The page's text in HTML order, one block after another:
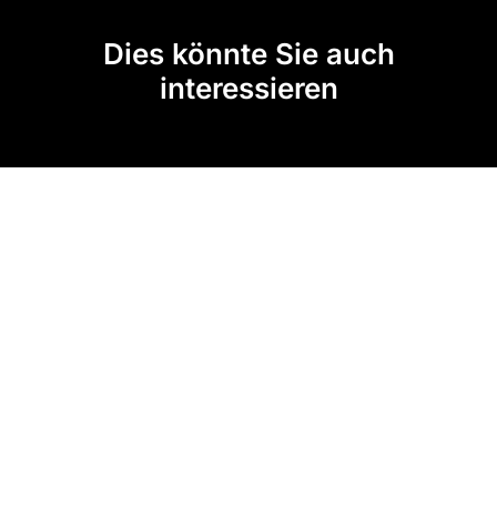
Dies könnte Sie auch
interessieren